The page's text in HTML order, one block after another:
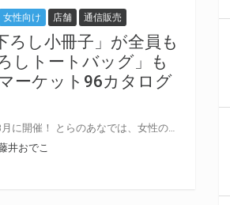
女性向け 店舗 通信販売
ろし小冊子」が全員も
しトートバッグ」も
ーケット96カタログ
井おでこ